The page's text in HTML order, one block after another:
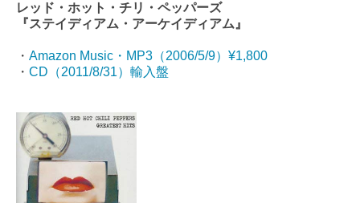
レッド・ホット・チリ・ペッパーズ
『ステイディアム・アーケイディアム』
・ Amazon Music・MP3（2006/5/9）¥1,800
・ CD（2011/8/31）輸入盤